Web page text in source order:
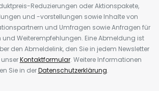
Reduzierungen oder Aktionspakete,
und -vorstellungen sowie Inhalte von
und Umfragen sowie Anfragen für
und Weiterempfehlungen. Eine Abmeldung ist
den Abmeldelink, den Sie in jedem Newsletter
Kontaktformular. Weitere Informationen
Sie in derDatenschutzerklärung.